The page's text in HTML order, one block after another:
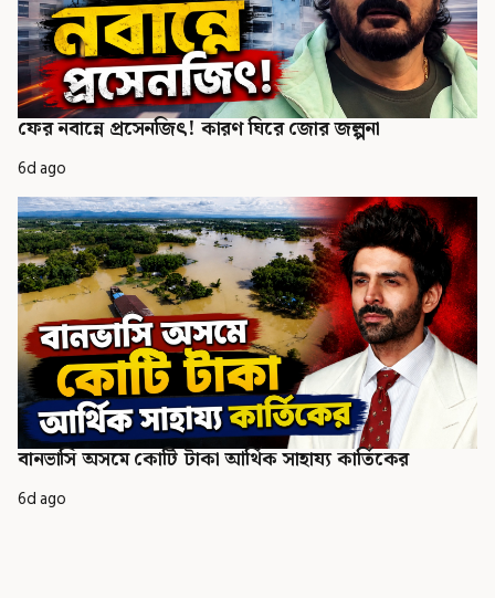
ফের নবান্নে প্রসেনজিৎ! কারণ ঘিরে জোর জল্পনা
6d ago
বানভাসি অসমে কোটি টাকা আর্থিক সাহায্য কার্তিকের
6d ago